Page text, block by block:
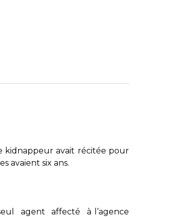
kidnappeur avait récitée pour
avaient six ans.
agent affecté à l’agence